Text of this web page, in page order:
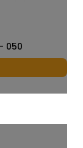
- 050